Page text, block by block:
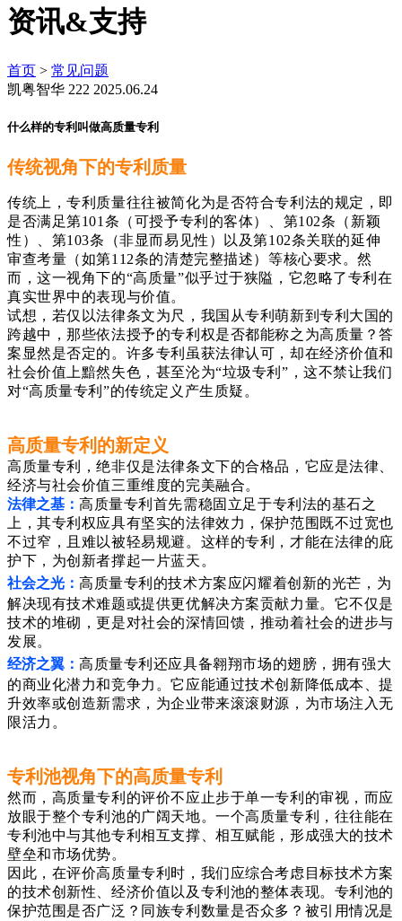
资讯&支持
首页 > 常见问题
凯粤智华 222 2025.06.24
什么样的专利叫做高质量专利
传统视角下的专利质量
传统上，专利质量往往被简化为是否符合专利法的规定，即
是否满足第101条（可授予专利的客体）、第102条（新颖
性）、第103条（非显而易见性 ）以及第102条关联的延伸
审查考量（如第112条的清楚完整描述）等核心要求。然
而，这一视角下的“高质量”似乎过于狭隘，它忽略了专利在
真实世界中的表现与价值。
试想，若仅以法律条文为尺，我国从专利萌新到专利大国的
跨越中，那些依法授予的专利权是否都能称之为高质量？答
案显然是否定的。许多专利虽获法律认可，却在经济价值和
社会价值上黯然失色，甚至沦为“垃圾专利”，这不禁让我们
对“高质量专利”的传统定义产生质疑。
高质量专利的新定义
高质量专利，绝非仅是法律条文下的合格品，它应是法律、
经济与社会价值三重维度的完美融合。
法律之基： 高质量专利首先需稳固立足于专利法的基石之
上，其专利权应具有坚实的法律效力，保护范围既不过宽也
不过窄，且难以被轻易规避。这样的专利，才能在法律的庇
护下，为创新者撑起一片蓝天。
社会之光： 高质量专利的技术方案应闪耀着创新的光芒，为
解决现有技术难题或提供更优解决方案贡献力量。它不仅是
技术的堆砌，更是对社会的深情回馈，推动着社会的进步与
发展。
经济之翼： 高质量专利还应具备翱翔市场的翅膀，拥有强大
的商业化潜力和竞争力。它应能通过技术创新降低成本、提
升效率或创造新需求，为企业带来滚滚财源，为市场注入无
限活力。
专利池视角下的高质量专利
然而，高质量专利的评价不应止步于单一专利的审视，而应
放眼于整个专利池的广阔天地。一个高质量专利，往往能在
专利池中与其他专利相互支撑、相互赋能，形成强大的技术
壁垒和市场优势。
因此，在评价高质量专利时，我们应综合考虑目标技术方案
的技术创新性、经济价值以及专利池的整体表现。专利池的
保护范围是否广泛？同族专利数量是否众多？被引用情况是